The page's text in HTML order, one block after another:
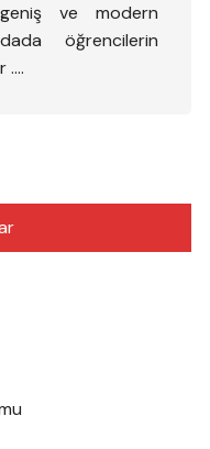
ve modern
öğrencilerin
….